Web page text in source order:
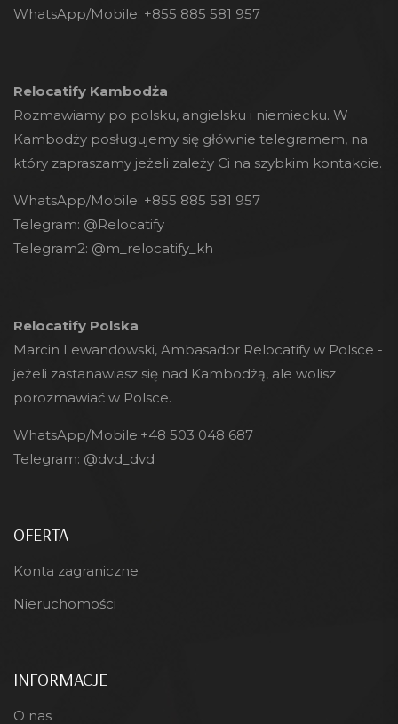
WhatsApp/Mobile: +855 885 581 957
Relocatify Kambodża
Rozmawiamy po polsku, angielsku i niemiecku. W
Kambodży posługujemy się głównie telegramem, na
który zapraszamy jeżeli zależy Ci na szybkim kontakcie.
WhatsApp/Mobile: +855 885 581 957
Telegram: @Relocatify
Telegram2: @m_relocatify_kh
Relocatify Polska
Marcin Lewandowski, Ambasador Relocatify w Polsce -
jeżeli zastanawiasz się nad Kambodżą, ale wolisz
porozmawiać w Polsce.
WhatsApp/Mobile:+48 503 048 687
Telegram: @dvd_dvd
OFERTA
Konta zagraniczne
Nieruchomości
INFORMACJE
O nas